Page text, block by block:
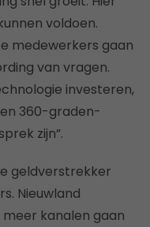
voldoen.
medewerkers gaan
van vragen.
investeren,
360-graden-
zijn”.
geldverstrekker
Nieuwland
meer kanalen gaan